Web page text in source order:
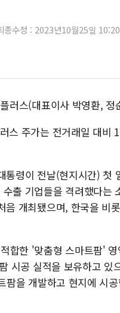
[종
[
보
트
李
트
[사
이
종수정 : 2023년10월25일 10:20
러스(대표이사 박영환,
스 주가는 전거래일 대비
통령이 전날(현지시간) 첫
출 기업들을 격려했다는
음 개최됐으며, 한국을 비
합한 '맞춤형 스마트팜'
시공 실적을 보유하고 있
팜을 개발하고 현지에 시